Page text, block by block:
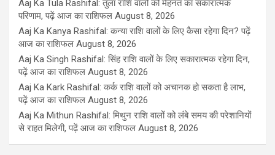
Aaj Ka Tula Rashifal: तुला राशि वालों को मेहनत का सकारात्मक
परिणाम, पढ़ें आज का राशिफल August 8, 2026
Aaj Ka Kanya Rashifal: कन्या राशि वालों के लिए कैसा रहेगा दिन? पढ़ें
आज का राशिफल August 8, 2026
Aaj Ka Singh Rashifal: सिंह राशि वालों के लिए सकारात्मक रहेगा दिन,
पढ़ें आज का राशिफल August 8, 2026
Aaj Ka Kark Rashifal: कर्क राशि वालों को अचानक हो सकता है लाभ,
पढ़ें आज का राशिफल August 8, 2026
Aaj Ka Mithun Rashifal: मिथुन राशि वालों को लंबे समय की परेशानियों
से राहत मिलेगी, पढ़ें आज का राशिफल August 8, 2026